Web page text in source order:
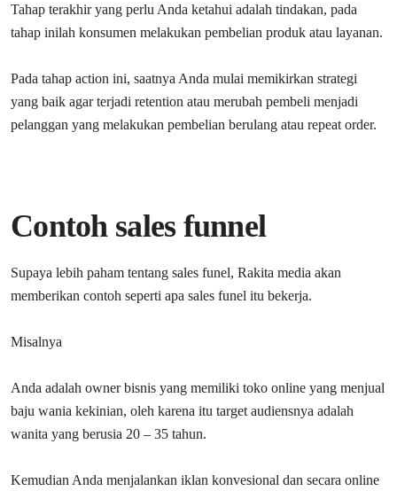
Tahap terakhir yang perlu Anda ketahui adalah tindakan, pada
tahap inilah konsumen melakukan pembelian produk atau layanan.
Pada tahap action ini, saatnya Anda mulai memikirkan strategi
yang baik agar terjadi retention atau merubah pembeli menjadi
pelanggan yang melakukan pembelian berulang atau repeat order.
Contoh sales funnel
Supaya lebih paham tentang sales funel, Rakita media akan
memberikan contoh seperti apa sales funel itu bekerja.
Misalnya
Anda adalah owner bisnis yang memiliki toko online yang menjual
baju wania kekinian, oleh karena itu target audiensnya adalah
wanita yang berusia 20 – 35 tahun.
Kemudian Anda menjalankan iklan konvesional dan secara online